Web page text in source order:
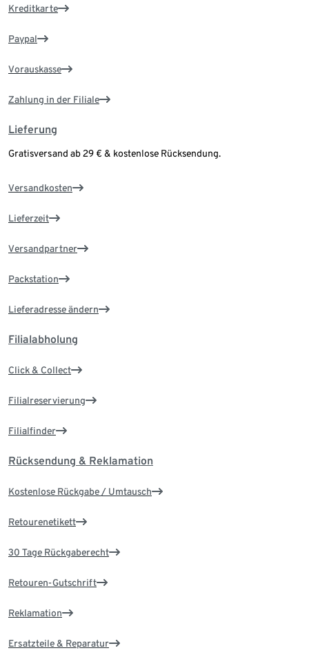
Kreditkarte
Paypal
Vorauskasse
Zahlung in der Filiale
Lieferung
Gratisversand ab 29 € & kostenlose Rücksendung.
Versandkosten
Lieferzeit
Versandpartner
Packstation
Lieferadresse ändern
Filialabholung
Click & Collect
Filialreservierung
Filialfinder
Rücksendung & Reklamation
Kostenlose Rückgabe / Umtausch
Retourenetikett
30 Tage Rückgaberecht
Retouren-Gutschrift
Reklamation
Ersatzteile & Reparatur